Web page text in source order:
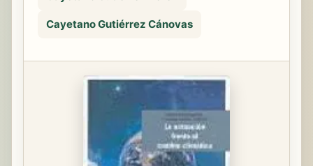
Cayetano Gutiérrez Cánovas